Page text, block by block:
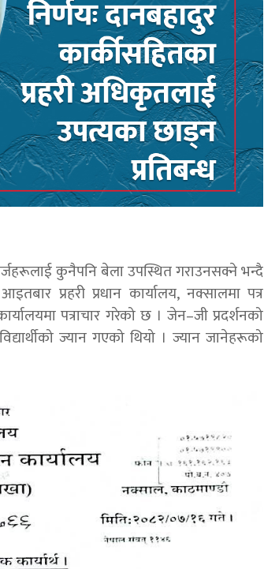
कुनैपनि बेला उपस्थित गराउनसक्ने भन्दै
प्रहरी प्रधान कार्यालय, नक्सालमा पत्र
पत्राचार गरेको छ । जेन–जी प्रदर्शनको
ज्यान गएको थियो । ज्यान जानेहरूको